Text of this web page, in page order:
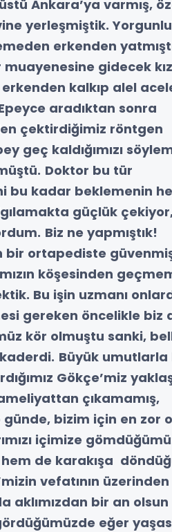
Ankara’ya varmış,
yerleşmiştik.
erkenden
gidecek
kalkıp alel
aradıktan sonra
çektirdiğimiz röntgen
geç kaldığımızı
Doktor bu tür
bu kadar beklemenin
güçlük
Biz ne yapmıştık!
bir ortapediste
köşesinden
Bu işin uzmanı
gereken öncelikle biz
kör olmuştu sanki,
Büyük umutlarla
Gökçe’miz
çıkamamış,
günde, bizim için en zor
içimize
hem de karakışa
vefatının
aklımızdan bir an olsun
eğer